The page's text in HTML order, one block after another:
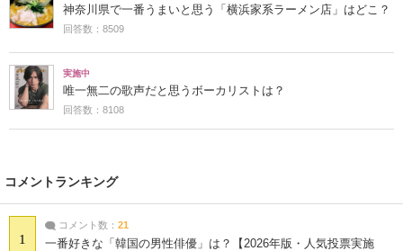
神奈川県で一番うまいと思う「横浜家系ラーメン店」はどこ？
回答数：8509
実施中
唯一無二の歌声だと思うボーカリストは？
回答数：8108
コメントランキング
1
コメント数： 21
一番好きな「韓国の男性俳優」は？【2026年版・人気投票実施